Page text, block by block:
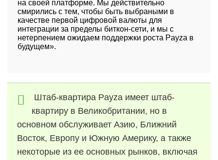
на своей платформе. Мы действительно
смирились с тем, чтобы быть выбраными в
качестве первой цифровой валюты для
интеграции за пределы биткон-сети, и мы с
нетерпением ожидаем поддержки роста Payza в
будущем».
Штаб-квартира Payza имеет штаб-
квартиру в Великобритании, но в
основном обслуживает Азию, Ближний
Восток, Европу и Южную Америку, а также
некоторые из ее основных рынков, включая